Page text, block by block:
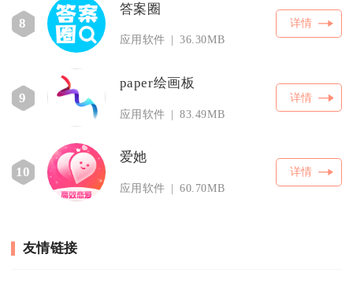
8
答案圈
应用软件 36.30MB
详情
9
paper绘画板
应用软件 83.49MB
详情
10
爱她
应用软件 60.70MB
详情
友情链接